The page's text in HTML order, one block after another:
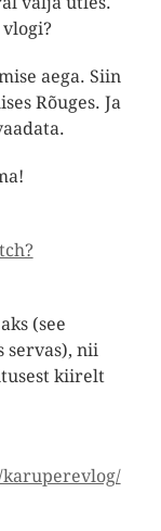
vlogi?
aega. Siin
Rõuges. Ja
(see
servas), nii
kiirelt